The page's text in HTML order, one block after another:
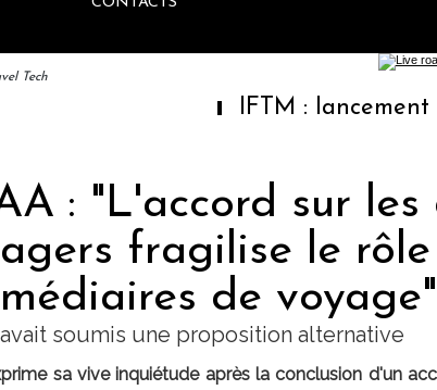
Tech
IFTM : lancement des
: "L'accord sur
fragilise le
de voyage"
avait soumis une proposition alternative
sa vive inquiétude après la conclusion d'un